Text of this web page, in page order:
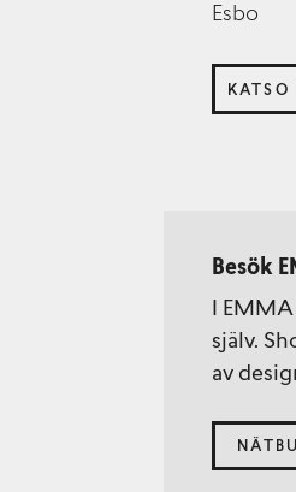
Esbo
KATSO
Besök
I
själv.
av